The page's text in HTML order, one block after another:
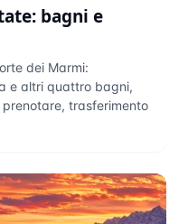
bagni e
dei Marmi:
e altri quattro bagni,
trasferimento